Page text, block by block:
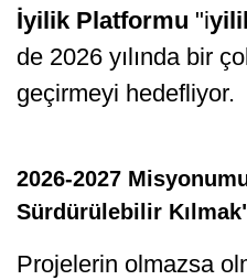
İyilik Platformu "i
de 2026 yılında bir
geçirmeyi hedefliyor.
2026-2027
Sürdürülebilir
Projelerin olmazsa